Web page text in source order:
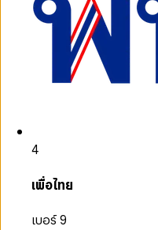
4
เพื่อไทย
เบอร์ 9